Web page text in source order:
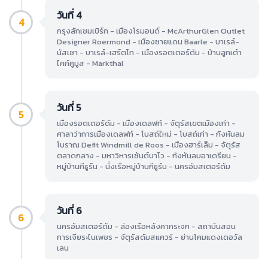
4 วันที่ 4
กรุงลักเซมเบิร์ก - เมืองโรมอนด์ - McArthurGlen Outlet
Designer Roermond - เมืองชายแดน Baarle - บาเรล์-
นัสเซา - บาเรล์-เฮร์ตโท - เมืองรอตเตอร์ดัม - บ้านลูกเต๋า
ไคก์คูมูส - Markthal
5 วันที่ 5
เมืองรอตเตอร์ดัม - เมืองเดลฟท์ - จัตุรัสเขตเมืองเก่า -
ศาลาว่าการเมืองเดลฟท์ - โบสถ์ใหม่ - โบสถ์เก่า - กังหันลม
โบราณ Deflt Windmill de Roos - เมืองฮาร์เล็ม - จัตุรัส
ตลาดกลาง - มหาวิหารเซ้นต์บาโว - กังหันลมอาเดรียน -
หมู่บ้านกีธูร์น - นั่งเรือหมู่บ้านกีธูร์น - นครอัมสเตอร์ดัม
6 วันที่ 6
นครอัมสเตอร์ดัม - ล่องเรือหลังคากระจก - สถาบันสอน
การเจียระไนเพชร - จัตุรัสดัมสแควร์ - ย่านโคมแดงเดอวัล
เลน